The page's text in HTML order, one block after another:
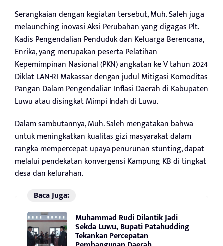
Serangkaian dengan kegiatan tersebut, Muh. Saleh juga
melaunching inovasi Aksi Perubahan yang digagas Plt.
Kadis Pengendalian Penduduk dan Keluarga Berencana,
Enrika, yang merupakan peserta Pelatihan
Kepemimpinan Nasional (PKN) angkatan ke V tahun 2024
Diklat LAN-RI Makassar dengan judul Mitigasi Komoditas
Pangan Dalam Pengendalian Inflasi Daerah di Kabupaten
Luwu atau disingkat Mimpi Indah di Luwu.
Dalam sambutannya, Muh. Saleh mengatakan bahwa
untuk meningkatkan kualitas gizi masyarakat dalam
rangka mempercepat upaya penurunan stunting, dapat
melalui pendekatan konvergensi Kampung KB di tingkat
desa dan kelurahan.
Baca Juga:
Muhammad Rudi Dilantik Jadi
Sekda Luwu, Bupati Patahudding
Tekankan Percepatan